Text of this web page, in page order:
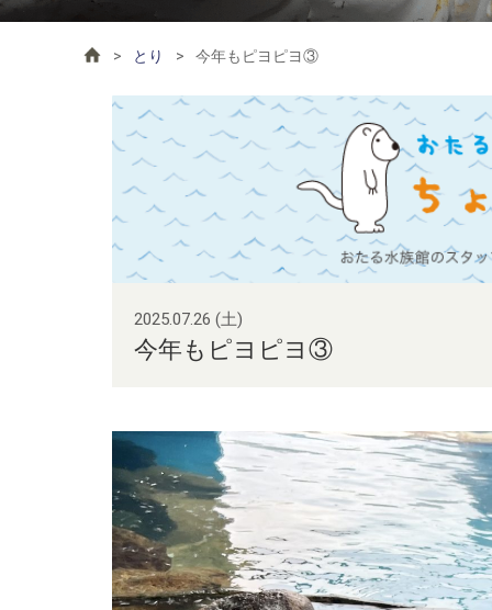
とり 今年もピヨピヨ③
2025.07.26 (土)
今年もピヨピヨ③